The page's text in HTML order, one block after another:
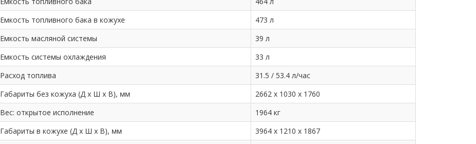
Емкость топливного бака в кожухе
473 л
Емкость масляной системы
39 л
Емкость системы охлаждения
33 л
Расход топлива
31.5 / 53.4 л/час
Габариты без кожуха (Д х Ш х В), мм
2662 х 1030 х 1760
Вес: открытое исполнение
1964 кг
Габариты в кожухе (Д х Ш х В), мм
3964 х 1210 х 1867